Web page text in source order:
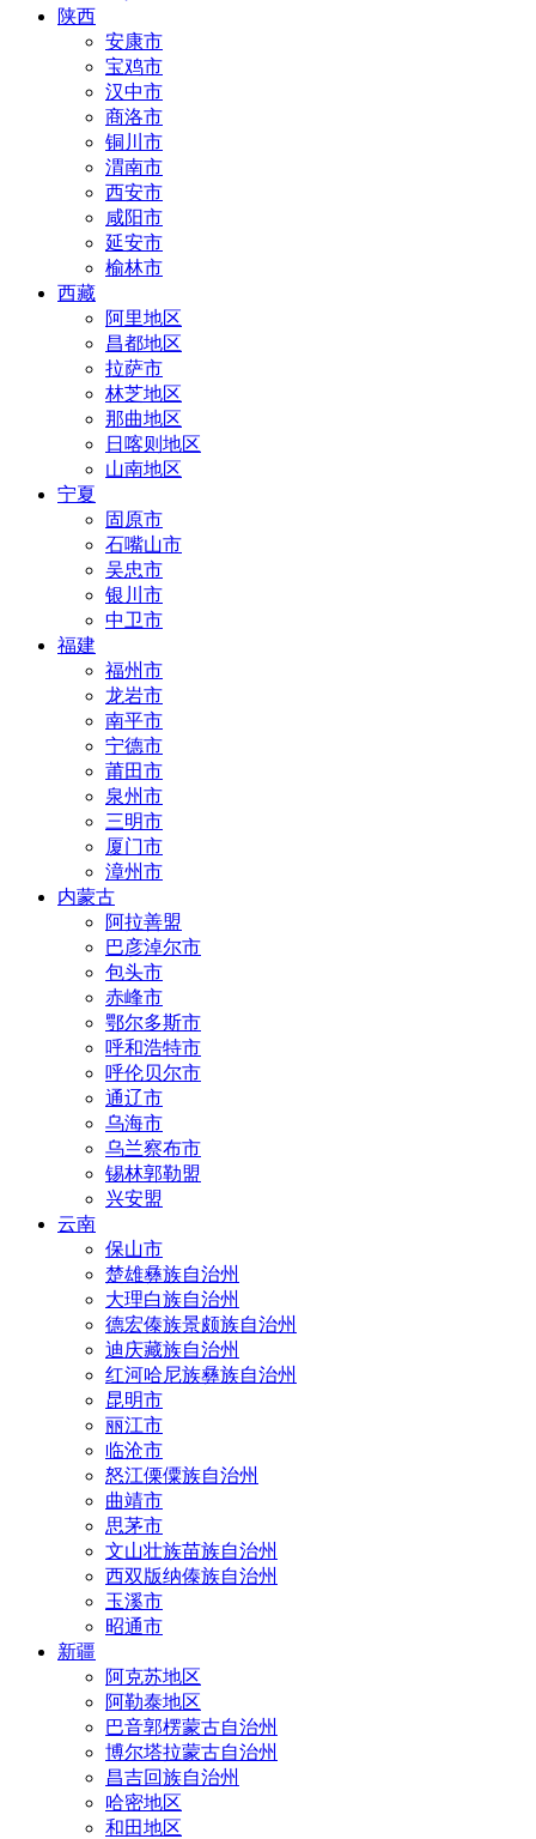
陕西
安康市
宝鸡市
汉中市
商洛市
铜川市
渭南市
西安市
咸阳市
延安市
榆林市
西藏
阿里地区
昌都地区
拉萨市
林芝地区
那曲地区
日喀则地区
山南地区
宁夏
固原市
石嘴山市
吴忠市
银川市
中卫市
福建
福州市
龙岩市
南平市
宁德市
莆田市
泉州市
三明市
厦门市
漳州市
内蒙古
阿拉善盟
巴彦淖尔市
包头市
赤峰市
鄂尔多斯市
呼和浩特市
呼伦贝尔市
通辽市
乌海市
乌兰察布市
锡林郭勒盟
兴安盟
云南
保山市
楚雄彝族自治州
大理白族自治州
德宏傣族景颇族自治州
迪庆藏族自治州
红河哈尼族彝族自治州
昆明市
丽江市
临沧市
怒江傈僳族自治州
曲靖市
思茅市
文山壮族苗族自治州
西双版纳傣族自治州
玉溪市
昭通市
新疆
阿克苏地区
阿勒泰地区
巴音郭楞蒙古自治州
博尔塔拉蒙古自治州
昌吉回族自治州
哈密地区
和田地区